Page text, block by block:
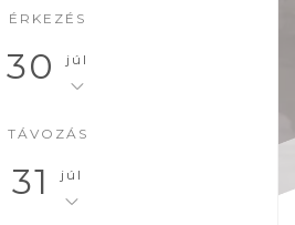
ÉRKEZÉS
30 júl
TÁVOZÁS
31 júl